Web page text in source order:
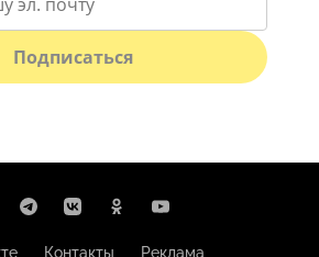
Подписаться
Контакты
Реклама